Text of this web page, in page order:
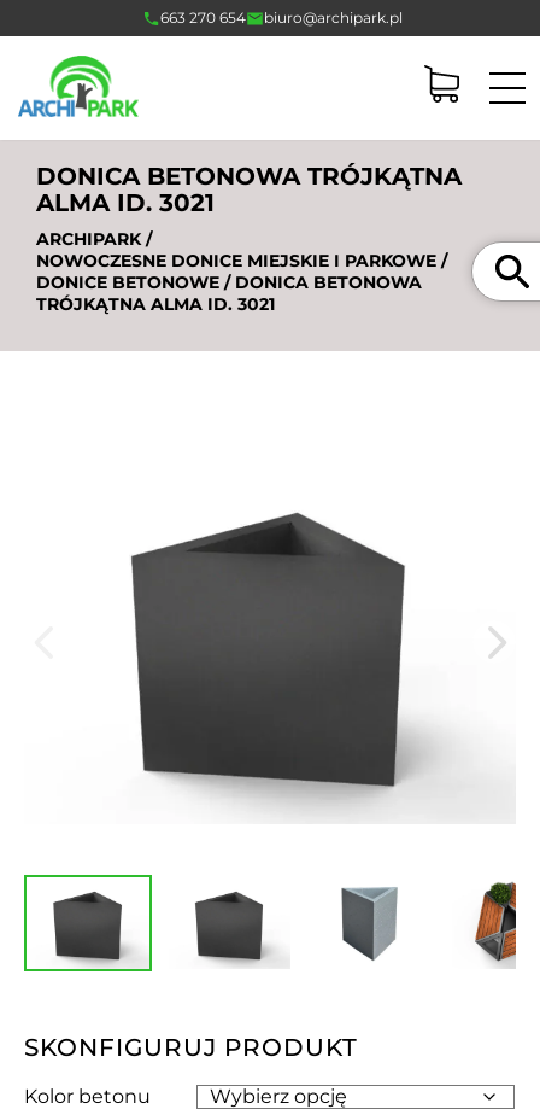
663 270 654 biuro@archipark.pl
DONICA BETONOWA TRÓJKĄTNA
ALMA ID. 3021
ARCHIPARK/
NOWOCZESNE DONICE MIEJSKIE I PARKOWE /
DONICE BETONOWE / DONICA BETONOWA
TRÓJKĄTNA ALMA ID. 3021
SKONFIGURUJ PRODUKT
Kolor betonu
Szukaj